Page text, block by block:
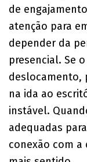
de
atenção para
depender da
presencial. Se
deslocamento,
na ida ao
instável.
adequadas
conexão com a